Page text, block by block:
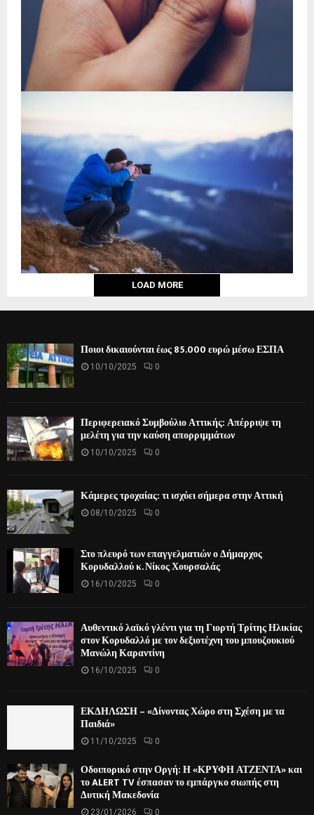
LOAD MORE
Ποιοι δικαιούνται έως 85.000 ευρώ μέσω ΕΣΠΑ
10/10/2025 0
Περιφερειακό Συμβούλιο Αττικής: Απέρριψε τη
μελέτη για την καύση απορριμμάτων
10/10/2025 0
Κάμερες τροχαίας: τι ισχύει σήμερα στην Αττική
08/10/2025 0
Στο πλευρό των επαγγελματιών ο Δήμαρχος
Κορυδαλλού κ. Νίκος Χουρσαλάς
16/10/2025 0
Αυθεντικό λαϊκό γλέντι για τη Γιορτή Τρίτης Ηλικίας
στον Κορυδαλλό με τον δεξιοτέχνη του μπουζουκιού
Μανώλη Καραντίνη
16/10/2025 0
ΕΚΔΗΛΩΣΗ – «Δίνοντας Χώρο στη Σχέση με τα
Παιδιά»
11/10/2025 0
Οδοιπορικό στην Οργή: Η «ΚΡΥΦΗ ΑΤΖΕΝΤΑ» και
το ALERT TV έσπασαν το εμπάργκο σιωπής στη
Δυτική Μακεδονία
23/01/2026 0